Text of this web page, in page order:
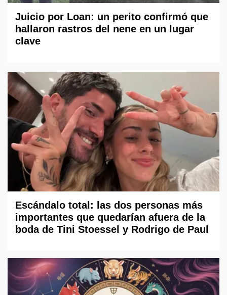
Juicio por Loan: un perito confirmó que
hallaron rastros del nene en un lugar
clave
Escándalo total: las dos personas más
importantes que quedarían afuera de la
boda de Tini Stoessel y Rodrigo de Paul